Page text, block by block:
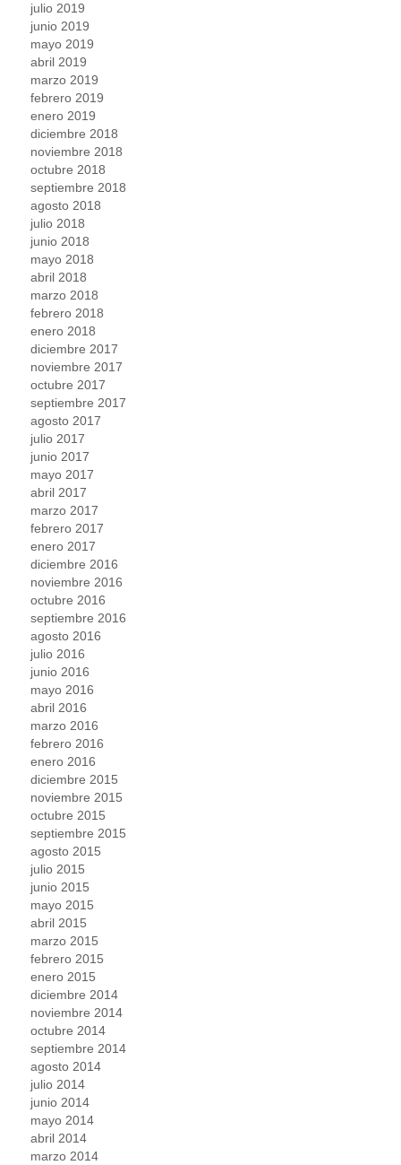
julio 2019
junio 2019
mayo 2019
abril 2019
marzo 2019
febrero 2019
enero 2019
diciembre 2018
noviembre 2018
octubre 2018
septiembre 2018
agosto 2018
julio 2018
junio 2018
mayo 2018
abril 2018
marzo 2018
febrero 2018
enero 2018
diciembre 2017
noviembre 2017
octubre 2017
septiembre 2017
agosto 2017
julio 2017
junio 2017
mayo 2017
abril 2017
marzo 2017
febrero 2017
enero 2017
diciembre 2016
noviembre 2016
octubre 2016
septiembre 2016
agosto 2016
julio 2016
junio 2016
mayo 2016
abril 2016
marzo 2016
febrero 2016
enero 2016
diciembre 2015
noviembre 2015
octubre 2015
septiembre 2015
agosto 2015
julio 2015
junio 2015
mayo 2015
abril 2015
marzo 2015
febrero 2015
enero 2015
diciembre 2014
noviembre 2014
octubre 2014
septiembre 2014
agosto 2014
julio 2014
junio 2014
mayo 2014
abril 2014
marzo 2014